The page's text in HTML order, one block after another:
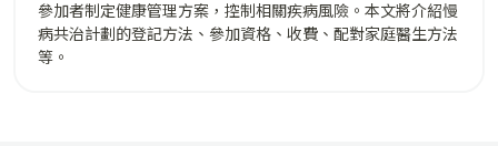
參加者制定健康管理方案，控制相關疾病風險。本文將介紹慢
病共治計劃的登記方法、參加資格、收費、配對家庭醫生方法
等。